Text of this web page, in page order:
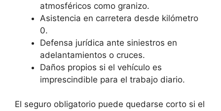
atmosféricos como granizo.
Asistencia en carretera desde kilómetro
0.
Defensa jurídica ante siniestros en
adelantamientos o cruces.
Daños propios si el vehículo es
imprescindible para el trabajo diario.
El seguro obligatorio puede quedarse corto si el